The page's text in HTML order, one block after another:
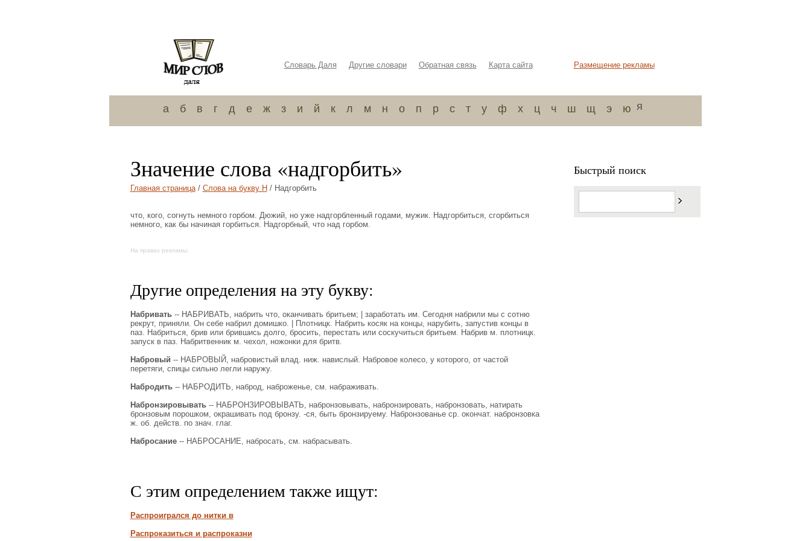
Словарь Даля Другие словари Обратная связь Карта сайта Размещение рекламы
а б в г д е ж з и й к л м н о п р с т у ф х ц ч ш щ э ю я
Значение слова «надгорбить»
Главная страница/ Слова на букву Н / Надгорбить
что, кого, согнуть немного горбом. Дюжий, но уже надгорбленный годами, мужик. Надгорбиться, сгорбиться
немного, как бы начиная горбиться. Надгорбный, что над горбом.
На правах рекламы:
Другие определения на эту букву:
Набривать-- НАБРИВАТЬ, набрить что, оканчивать бритьем; | заработать им. Сегодня набрили мы с сотню
рекрут, приняли. Он себе набрил домишко. | Плотницк. Набрить косяк на концы, нарубить, запустив концы в
паз. Набриться, брив или брившись долго, бросить, перестать или соскучиться бритьем. Набрив м. плотницк.
запуск в паз. Набритвенник м. чехол, ножонки для бритв.
Набровый -- НАБРОВЫЙ, набровистый влад. ниж. навислый. Набровое колесо, у которого, от частой
перетяги, спицы сильно легли наружу.
Набродить-- НАБРОДИТЬ, наброд, наброженье, см. набраживать.
Набронзировывать-- НАБРОНЗИРОВЫВАТЬ, набронзовывать, набронзировать, набронзовать, натирать
бронзовым порошком, окрашивать под бронзу. -ся, быть бронзируему. Набронзованье ср. окончат. набронзовка
ж. об. действ. по знач. глаг.
Набросание-- НАБРОСАНИЕ, набросать, см. набрасывать.
С этим определением также ищут:
Распроигрался до нитки в
Распроказиться и распроказни
Быстрый поиск